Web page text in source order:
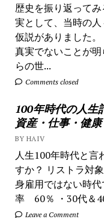
歴史を振り返って
実として、当時の
仮説がありました
真実でないことが
らの世...
Comments closed
100年時代の人生
資産・仕事・健
BY HAIV
人生100年時代と言
すか？ リストラ対
身雇用ではない時
率 60％ ・30代＆
Leave a Comment